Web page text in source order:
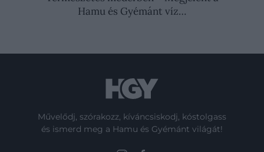
Hamu és Gyémánt víz…
Művelődj, szórakozz, kíváncsiskodj, kóstolgass
és ismerd meg a Hamu és Gyémánt világát!